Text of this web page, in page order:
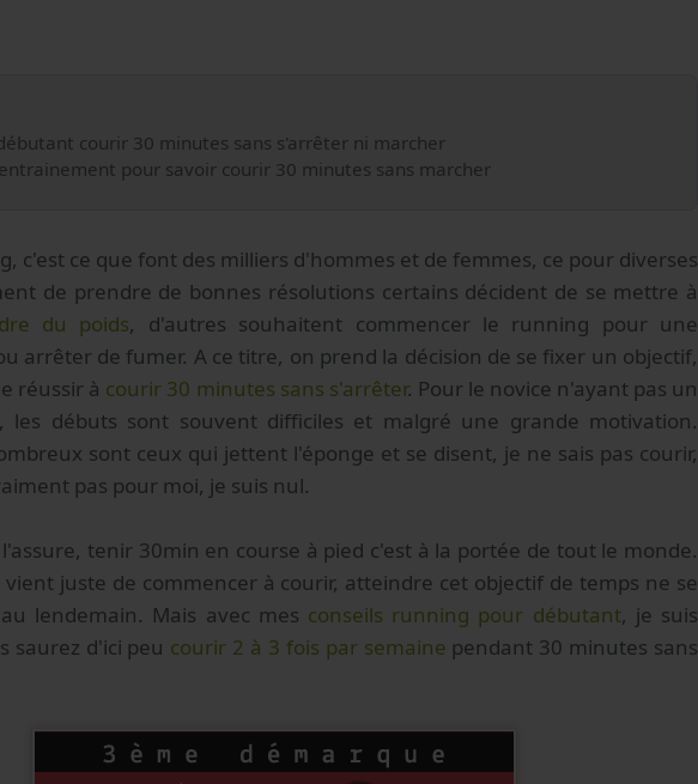
courir 30 minutes sans s'arrêter ni marcher
pour savoir courir 30 minutes sans marcher
c'est ce que font des milliers d'hommes et de femmes, ce pour diverses
de prendre de bonnes résolutions certains décident de se mettre à
du poids, d'autres souhaitent commencer le running pour une
arrêter de fumer. A ce titre, on prend la décision de se fixer un objectif,
réussir à courir 30 minutes sans s'arrêter. Pour le novice n'ayant pas un
les débuts sont souvent difficiles et malgré une grande motivation.
sont ceux qui jettent l'éponge et se disent, je ne sais pas courir,
pas pour moi, je suis nul.
tenir 30min en course à pied c'est à la portée de tout le monde.
juste de commencer à courir, atteindre cet objectif de temps ne se
lendemain. Mais avec mes conseils running pour débutant, je suis
saurez d'ici peu courir 2 à 3 fois par semaine pendant 30 minutes sans